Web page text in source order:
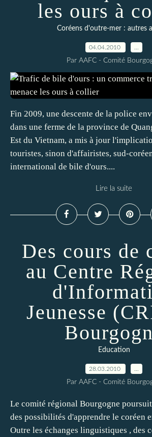
les ours à
Coréens d'outre-mer : autres
04.04.2010
Par AAFC - Comité
Fin 2009, une descente de la police
dans une ferme de la province de
Est du Vietnam, a mis à jour
touristes, sinon d'affairistes, sud-
international de bile d'ours....
Lire la suite
Des cours de
au Centre
Jeunesse
Education
28.03.2010
Par AAFC - Comité
Le comité régional Bourgogne
des possibilités d'apprendre le coréen
Outre les échanges linguistiques , des